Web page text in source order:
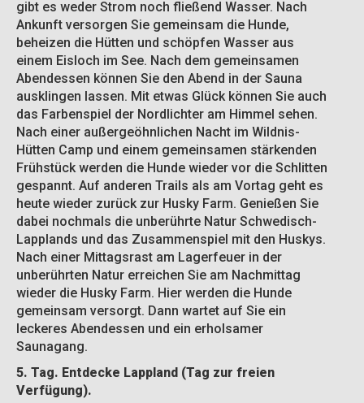
gibt es weder Strom noch fließend Wasser. Nach
Ankunft versorgen Sie gemeinsam die Hunde,
beheizen die Hütten und schöpfen Wasser aus
einem Eisloch im See. Nach dem gemeinsamen
Abendessen können Sie den Abend in der Sauna
ausklingen lassen. Mit etwas Glück können Sie auch
das Farbenspiel der Nordlichter am Himmel sehen.
Nach einer außergeöhnlichen Nacht im Wildnis-
Hütten Camp und einem gemeinsamen stärkenden
Frühstück werden die Hunde wieder vor die Schlitten
gespannt. Auf anderen Trails als am Vortag geht es
heute wieder zurück zur Husky Farm. Genießen Sie
dabei nochmals die unberührte Natur Schwedisch-
Lapplands und das Zusammenspiel mit den Huskys.
Nach einer Mittagsrast am Lagerfeuer in der
unberührten Natur erreichen Sie am Nachmittag
wieder die Husky Farm. Hier werden die Hunde
gemeinsam versorgt. Dann wartet auf Sie ein
leckeres Abendessen und ein erholsamer
Saunagang.
5. Tag. Entdecke Lappland (Tag zur freien
Verfügung).